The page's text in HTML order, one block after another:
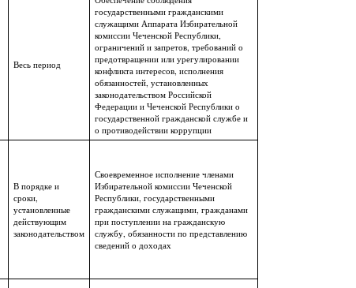
Весь период
государственными гражданскими
служащими Аппарата Избирательной
комиссии Чеченской Республики,
ограничений и запретов, требований о
предотвращении или урегулировании
конфликта интересов, исполнения
обязанностей, установленных
законодательством Российской
Федерации и Чеченской Республики о
государственной гражданской службе и
о противодействии коррупции
В порядке и
сроки,
установленные
действующим
законодательством
Своевременное исполнение членами
Избирательной комиссии Чеченской
Республики, государственными
гражданскими служащими, гражданами
при поступлении на гражданскую
службу, обязанности по представлению
сведений о доходах